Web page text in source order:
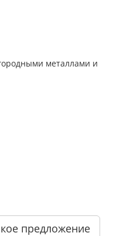
металлами и
предложение